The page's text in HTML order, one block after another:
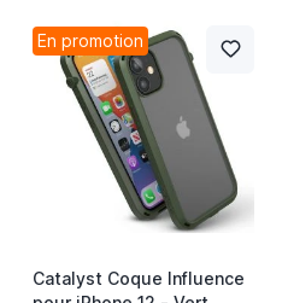
En promotion
Catalyst Coque Influence